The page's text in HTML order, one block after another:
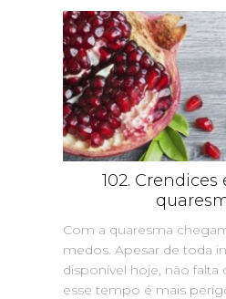
102.
Com a quaresma
medos. Apesar de toda
disponível hoje, não
esse tempo é mais